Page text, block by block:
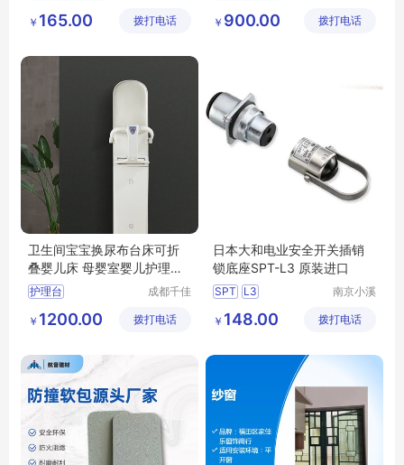
拆工具4件套
有限公司
￥ 165.00 拨打电话
有限公司
￥ 900.00 拨打电话
卫生间宝宝换尿布台床可折
叠婴儿床 母婴室婴儿护理台
安全座椅
护理台
卫生间护理台
成都千佳
公司
￥ 1200.00 拨打电话
日本大和电业安全开关插销
锁底座SPT-L3 原装进口
SPT
L3
L3安全开关
南京小溪
有限公司
￥ 148.00 拨打电话